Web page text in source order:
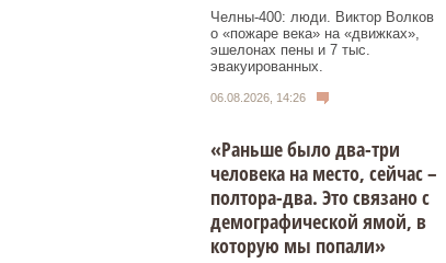
Челны-400: люди. Виктор Волков
о «пожаре века» на «движках»,
эшелонах пены и 7 тыс.
эвакуированных.
06.08.2026, 14:26
«Раньше было два-три
человека на место, сейчас –
полтора-два. Это связано с
демографической ямой, в
которую мы попали»